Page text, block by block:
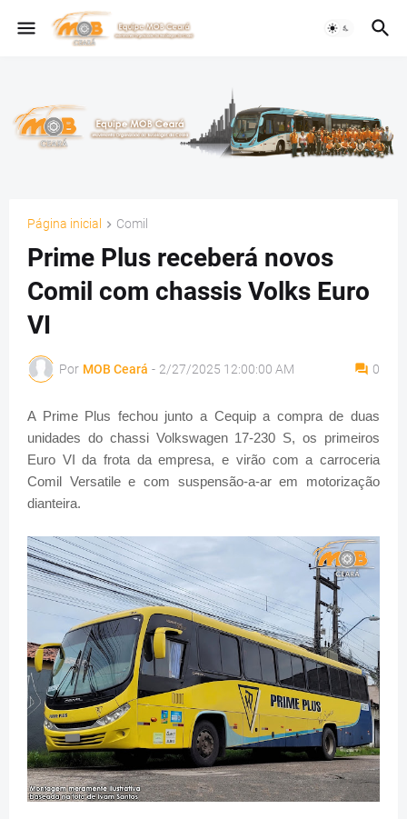
Página inicial Comil
Prime Plus receberá novos
Comil com chassis Volks Euro
VI
Por MOB Ceará - 2/27/2025 12:00:00 AM 0
A Prime Plus fechou junto a Cequip a compra de duas
unidades do chassi Volkswagen 17-230 S, os primeiros
Euro VI da frota da empresa, e virão com a carroceria
Comil Versatile e com suspensão-a-ar em motorização
dianteira.